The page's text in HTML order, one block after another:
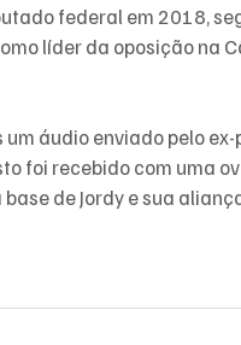
federal em 2018,
líder da oposição na
áudio enviado pelo
foi recebido com uma
de Jordy e sua